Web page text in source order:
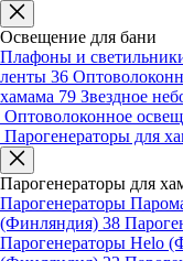
Освещение для бани
Плафоны и
ленты 36
хамама 79 Звездное
Оптоволоконное
Парогенераторы для
Парогенераторы для
Парогенераторы
(Финляндия) 38
Парогенераторы Helo